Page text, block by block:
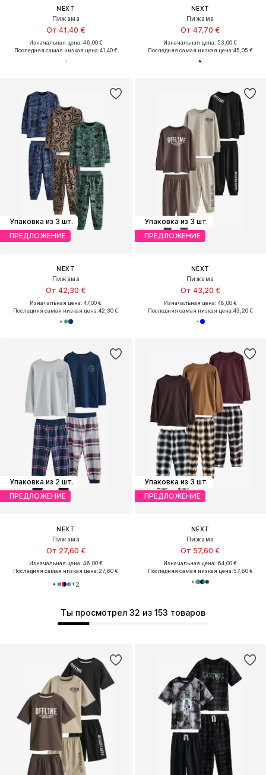
NEXT
Пижама
От 41,40 €
Изначальная цена: 46,00 €
Последняя самая низкая цена:41,40 €
NEXT
Пижама
От 47,70 €
Изначальная цена: 53,00 €
Последняя самая низкая цена:45,05 €
Упаковка из 3 шт.
ПРЕДЛОЖЕНИЕ
NEXT
Пижама
От 42,30 €
Изначальная цена: 47,00 €
Последняя самая низкая цена:42,30 €
Упаковка из 3 шт.
ПРЕДЛОЖЕНИЕ
NEXT
Пижама
От 43,20 €
Изначальная цена: 48,00 €
Последняя самая низкая цена:43,20 €
Упаковка из 2 шт.
ПРЕДЛОЖЕНИЕ
NEXT
Пижама
От 27,60 €
Изначальная цена: 46,00 €
Последняя самая низкая цена:27,60 €
+2
Упаковка из 3 шт.
ПРЕДЛОЖЕНИЕ
NEXT
Пижама
От 57,60 €
Изначальная цена: 64,00 €
Последняя самая низкая цена:57,60 €
Ты просмотрел 32 из 153 товаров